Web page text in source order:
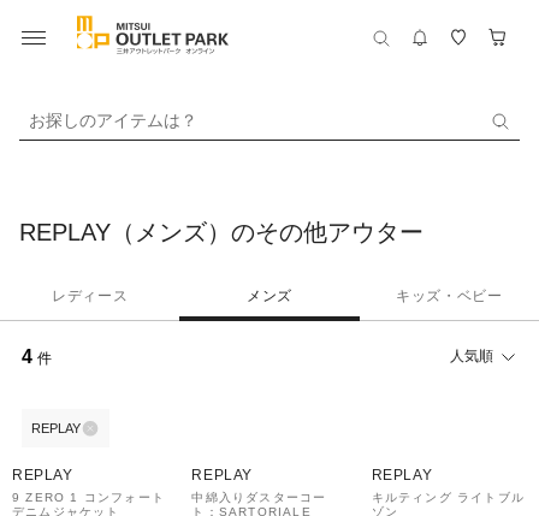
お探しのアイテムは？
REPLAY（メンズ）のその他アウター
レディース メンズ キッズ・ベビー
4 件 人気順
REPLAY
REPLAY
9 ZERO 1 コンフォート
デニムジャケット
REPLAY
中綿入りダスターコー
ト：SARTORIALE
REPLAY
キルティング ライトブル
ゾン